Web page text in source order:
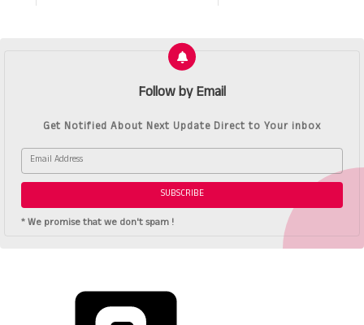
Follow by Email
Get Notified About Next Update Direct to Your inbox
* We promise that we don't spam !